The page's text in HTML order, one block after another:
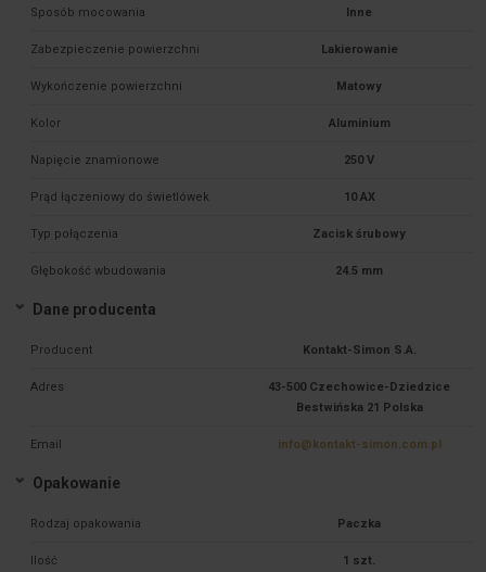
Sposób mocowania Inne
Zabezpieczenie powierzchni Lakierowanie
Wykończenie powierzchni Matowy
Kolor Aluminium
Napięcie znamionowe 250 V
Prąd łączeniowy do świetlówek 10 AX
Typ połączenia Zacisk śrubowy
Głębokość wbudowania 24.5 mm
Dane producenta
Producent Kontakt-Simon S.A.
Adres
43-500 Czechowice-Dziedzice
Bestwińska 21 Polska
Email info@kontakt-simon.com.pl
Opakowanie
Rodzaj opakowania Paczka
Ilość 1 szt.